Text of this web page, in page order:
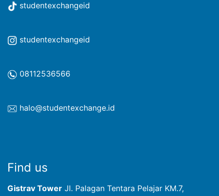
studentexchangeid
studentexchangeid
08112536566
halo@studentexchange.id
Find us
Gistrav Tower Jl. Palagan Tentara Pelajar KM.7,